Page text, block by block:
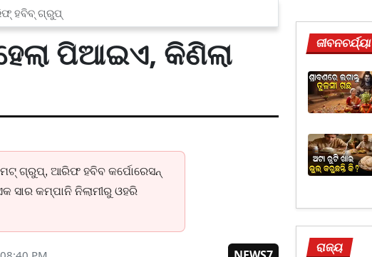
ହବିବ୍ ଗ୍ରୁପ୍
ପିଆଇଏ, କିଣିଲା
ଗ୍ରୁପ୍, ଆରିଫ ହବିବ କର୍ପୋରେସନ୍
ସାର କମ୍ପାନି ନିଲାମୀରୁ ଓହରି
ଜୀବନଚର୍ଯ୍ୟା
ରାଜ୍ୟ